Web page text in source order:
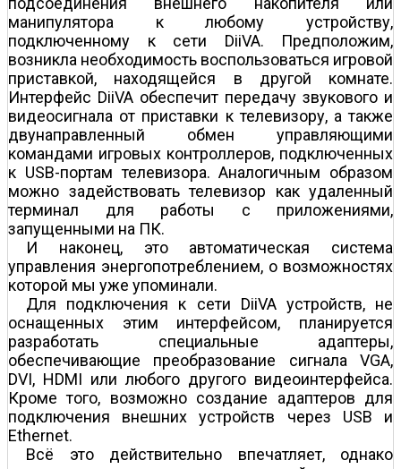
манипулятора к любому устройству,
подключенному к сети DiiVA. Предположим,
возникла необходимость воспользоваться игровой
приставкой, находящейся в другой комнате.
Интерфейс DiiVA обеспечит передачу звукового и
видеосигнала от приставки к телевизору, а также
двунаправленный обмен управляющими
командами игровых контроллеров, подключенных
к USB-портам телевизора. Аналогичным образом
можно задействовать телевизор как удаленный
терминал для работы с приложениями,
запущенными на ПК.
И наконец, это автоматическая система
управления энергопотреблением, о возможностях
которой мы уже упоминали.
Для подключения к сети DiiVA устройств, не
оснащенных этим интерфейсом, планируется
разработать специальные адаптеры,
обеспечивающие преобразование сигнала VGA,
DVI, HDMI или любого другого видеоинтерфейса.
Кроме того, возможно создание адаптеров для
подключения внешних устройств через USB и
Ethernet.
Всё это действительно впечатляет, однако